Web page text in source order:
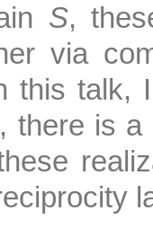
S,
via
this talk,
, there is a